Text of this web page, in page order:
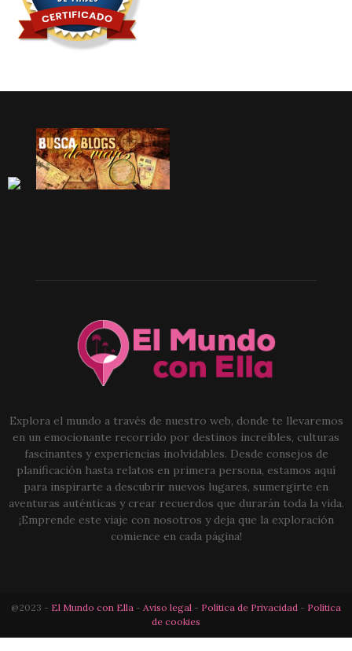
Explora el mundo a través de nuestro web, donde te llevaremos
en un emocionante recorrido por destinos increíbles, culturas
fascinantes y experiencias inolvidables. Desde consejos de
planificación hasta relatos en primera persona, estamos aquí
para inspirarte a descubrir nuevos lugares, sumergirte en
aventuras auténticas y crear recuerdos que durarán toda la vida.
¡Emprende este viaje con nosotros y deja que la exploración
comience en cada página!
@2023 - El Mundo con Ella - Aviso legal - Política de Privacidad - Política
de cookies